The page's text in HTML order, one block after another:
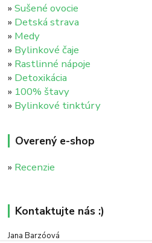
»Sušené ovocie
» Detská strava
» Medy
» Bylinkové čaje
» Rastlinné nápoje
» Detoxikácia
» 100% štavy
» Bylinkové tinktúry
Overený e-shop
» Recenzie
Kontaktujte nás :)
Jana Barzóová